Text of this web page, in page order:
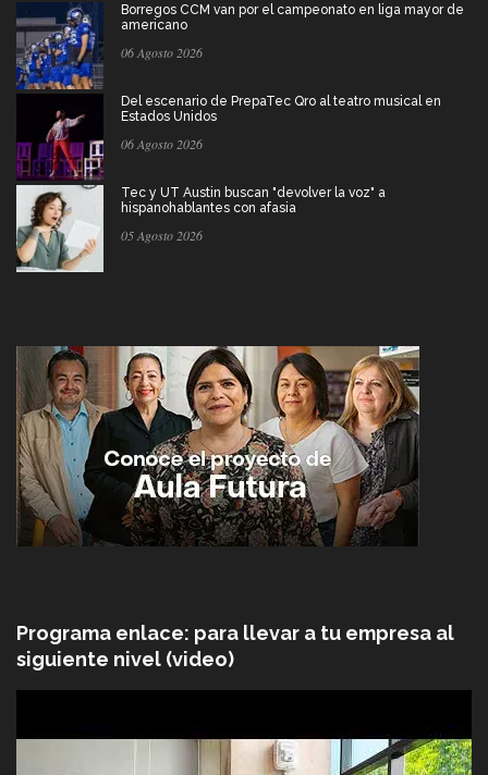
Borregos CCM van por el campeonato en liga mayor de
americano
06 Agosto 2026
Del escenario de PrepaTec Qro al teatro musical en
Estados Unidos
06 Agosto 2026
Tec y UT Austin buscan "devolver la voz" a
hispanohablantes con afasia
05 Agosto 2026
Programa enlace: para llevar a tu empresa al
siguiente nivel (video)